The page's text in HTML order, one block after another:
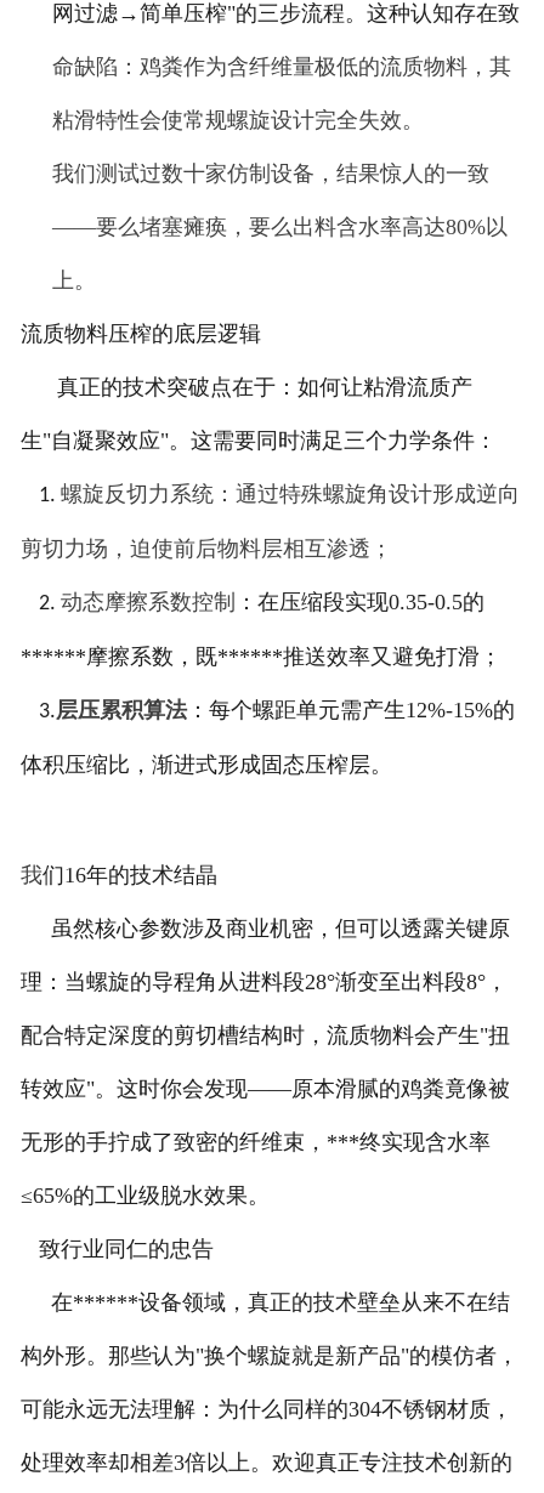
网过滤→简单压榨"的三步流程。这种认知存在致
命缺陷：鸡粪作为含纤维量极低的流质物料，其
粘滑特性会使常规螺旋设计完全失效。
我们测试过数十家仿制设备，结果惊人的一致
——要么堵塞瘫痪，要么出料含水率高达80%以
上。
流质物料压榨的底层逻辑
真正的技术突破点在于：如何让粘滑流质产
生"自凝聚效应"。这需要同时满足三个力学条件：
1. 螺旋反切力系统：通过特殊螺旋角设计形成逆向
剪切力场，迫使前后物料层相互渗透；
2. 动态摩擦系数控制 ：在压缩段实现0.35-0.5的
******摩擦系数，既******推送效率又避免打滑；
3.层压累积算法：每个螺距单元需产生12%-15%的
体积压缩比，渐进式形成固态压榨层。
我们16年的技术结晶
虽然核心参数涉及商业机密，但可以透露关键原
理：当螺旋的导程角从进料段28°渐变至出料段8°，
配合特定深度的剪切槽结构时，流质物料会产生"扭
转效应"。这时你会发现——原本滑腻的鸡粪竟像被
无形的手拧成了致密的纤维束，***终实现含水率
≤65%的工业级脱水效果。
致行业同仁的忠告
在******设备领域，真正的技术壁垒从来不在结
构外形。那些认为"换个螺旋就是新产品"的模仿者，
可能永远无法理解：为什么同样的304不锈钢材质，
处理效率却相差3倍以上。欢迎真正专注技术创新的